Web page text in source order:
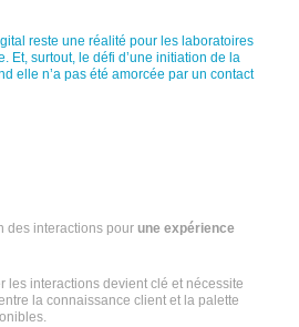
reste une réalité pour les laboratoires
Et, surtout, le défi d’une initiation de la
elle n’a pas été amorcée par un contact
des interactions pour une expérience
les interactions devient clé et nécessite
la connaissance client et la palette